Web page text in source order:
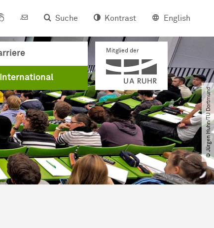
Suche Kontrast English
International
Mitglied der
© Jürgen Huhn​/​TU Dortmund